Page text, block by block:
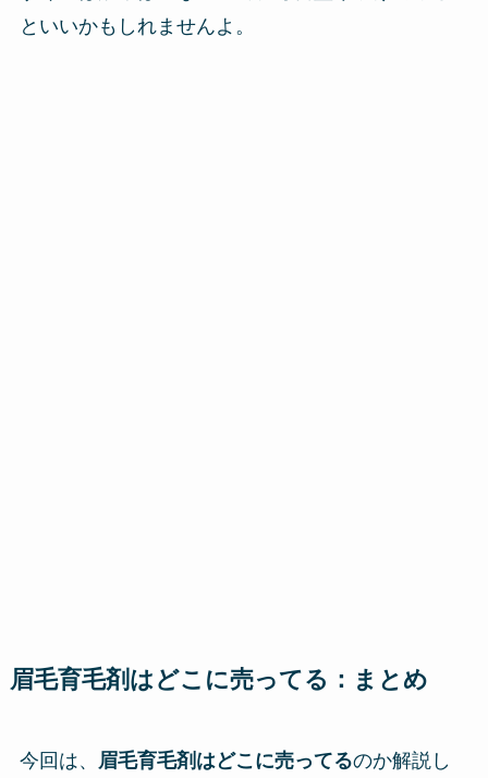
といいかもしれませんよ。
眉毛育毛剤はどこに売ってる：まとめ
今回は、 眉毛育毛剤はどこに売ってるのか解説し